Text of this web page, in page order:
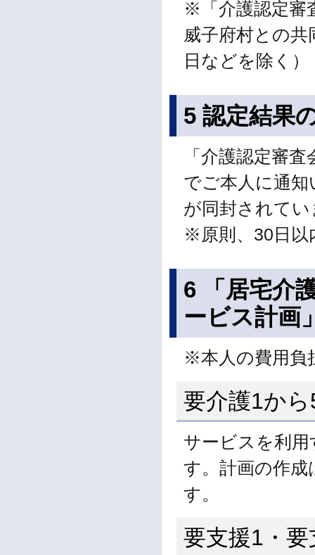
※「介護認定審
威子府村との
日などを除く）
5 認定結果
「介護認定審
でご本人に通
が同封されてい
※原則、30日以
6 「居宅介
ービス計画
※本人の費用負
要介護1か
サービスを利
す。計画の作成
す。
要支援1・